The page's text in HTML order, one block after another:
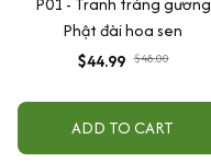
Phật đài hoa sen
$44.99 $48.00
ADD TO CART